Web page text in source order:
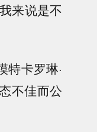
来说是不
卡罗琳·
不佳而公